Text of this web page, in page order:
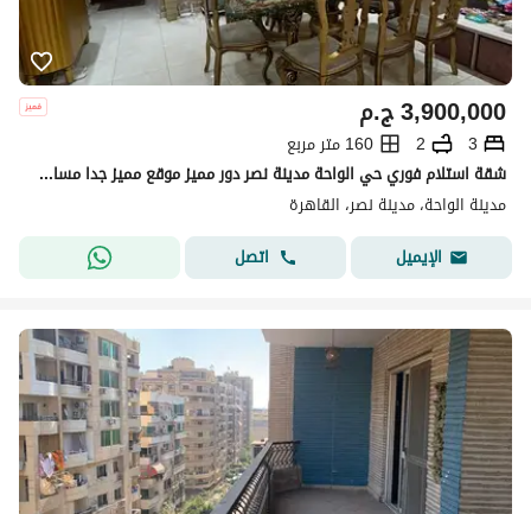
ج.م3,900,000
3
2
160 متر مربع
شقة استلام فوري حي الواحة مدينة نصر دور مميز موقع مميز جدا مساحة 160 - 3 غرف نوم +2 حمام + رسبشن 3 قطع تشطيب ممتاز ابعتلي ابعتلك فيديو شقة ممتازة
مدينة الواحة، مدينة نصر، القاهرة
الإيميل
اتصل